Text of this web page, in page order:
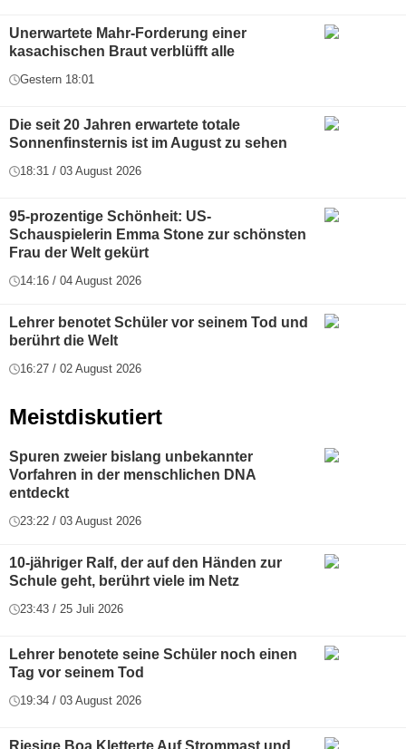
Unerwartete Mahr-Forderung einer
kasachischen Braut verblüfft alle
Gestern 18:01
Die seit 20 Jahren erwartete totale
Sonnenfinsternis ist im August zu sehen
18:31 / 03 August 2026
95-prozentige Schönheit: US-
Schauspielerin Emma Stone zur schönsten
Frau der Welt gekürt
14:16 / 04 August 2026
Lehrer benotet Schüler vor seinem Tod und
berührt die Welt
16:27 / 02 August 2026
Meistdiskutiert
Spuren zweier bislang unbekannter
Vorfahren in der menschlichen DNA
entdeckt
23:22 / 03 August 2026
10-jähriger Ralf, der auf den Händen zur
Schule geht, berührt viele im Netz
23:43 / 25 Juli 2026
Lehrer benotete seine Schüler noch einen
Tag vor seinem Tod
19:34 / 03 August 2026